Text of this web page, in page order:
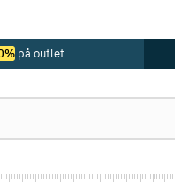
på outlet